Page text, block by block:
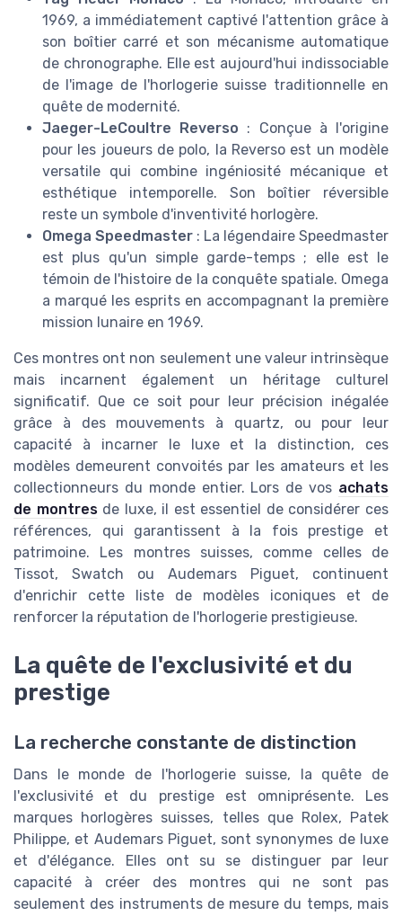
1969, a immédiatement captivé l'attention grâce à
son boîtier carré et son mécanisme automatique
de chronographe. Elle est aujourd'hui indissociable
de l'image de l'horlogerie suisse traditionnelle en
quête de modernité.
Jaeger-LeCoultre Reverso : Conçue à l'origine
pour les joueurs de polo, la Reverso est un modèle
versatile qui combine ingéniosité mécanique et
esthétique intemporelle. Son boîtier réversible
reste un symbole d'inventivité horlogère.
Omega Speedmaster : La légendaire Speedmaster
est plus qu'un simple garde-temps ; elle est le
témoin de l'histoire de la conquête spatiale. Omega
a marqué les esprits en accompagnant la première
mission lunaire en 1969.
Ces montres ont non seulement une valeur intrinsèque
mais incarnent également un héritage culturel
significatif. Que ce soit pour leur précision inégalée
grâce à des mouvements à quartz, ou pour leur
capacité à incarner le luxe et la distinction, ces
modèles demeurent convoités par les amateurs et les
collectionneurs du monde entier. Lors de vos achats
de montresde luxe, il est essentiel de considérer ces
références, qui garantissent à la fois prestige et
patrimoine. Les montres suisses, comme celles de
Tissot, Swatch ou Audemars Piguet, continuent
d'enrichir cette liste de modèles iconiques et de
renforcer la réputation de l'horlogerie prestigieuse.
La quête de l'exclusivité et du
prestige
La recherche constante de distinction
Dans le monde de l'horlogerie suisse, la quête de
l'exclusivité et du prestige est omniprésente. Les
marques horlogères suisses, telles que Rolex, Patek
Philippe, et Audemars Piguet, sont synonymes de luxe
et d'élégance. Elles ont su se distinguer par leur
capacité à créer des montres qui ne sont pas
seulement des instruments de mesure du temps, mais